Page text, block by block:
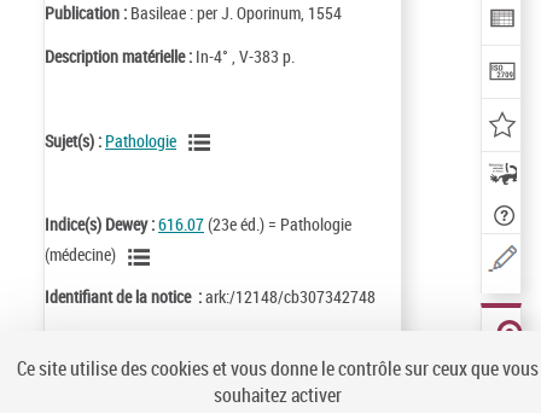
Publication : Basileae : per J. Oporinum, 1554
Description matérielle : In-4° , V-383 p.
Sujet(s) : Pathologie
Indice(s) Dewey :616.07(23e éd.) = Pathologie
(médecine)
Identifiant de la notice :ark:/12148/cb307342748
LOCALISER
CE
Ce site utilise des cookies et vous donne le contrôle sur ceux que vous
souhaitez activer